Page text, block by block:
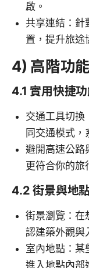
啟。
共享連結：針
置，提升旅途
4) 高階功
4.1 實用快捷
交通工具切換
同交通模式，
避開高速公路
更符合你的旅
4.2 街景與地
街景瀏覽：在
認建築外觀與
室內地點：某
進入地點內部